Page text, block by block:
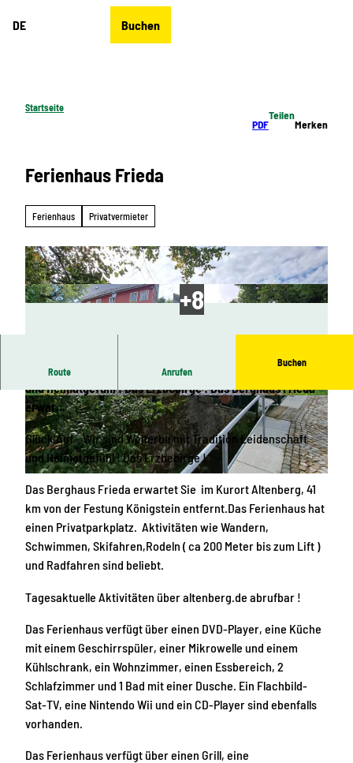
DE Buchen
Startseite
PDF
Teilen
Merken
Ferienhaus Frieda
Ferienhaus Privatvermieter
2
0
2
1
_
1
5
2
1
3
1
2
0
2
2
5
1
4
8
2
0
2
2
_
7
5
3
1
Route Anrufen
Buchen
Glück Auf - Wir sind Welterbe mit Tradition Leidenschaft
und Heimatgefühl ! Das Erzbebirge ! Das Berghaus Frieda
erwar...
Glück Auf - Wir sind Welterbe mit Tradition Leidenschaft
und Heimatgefühl ! Das Erzbebirge !
Das Berghaus Frieda erwartet Sie im Kurort Altenberg, 41
km von der Festung Königstein entfernt.Das Ferienhaus hat
einen Privatparkplatz. Aktivitäten wie Wandern,
Schwimmen, Skifahren,Rodeln ( ca 200 Meter bis zum Lift )
und Radfahren sind beliebt.
Tagesaktuelle Aktivitäten über altenberg.de abrufbar !
Das Ferienhaus verfügt über einen DVD-Player, eine Küche
mit einem Geschirrspüler, einer Mikrowelle und einem
Kühlschrank, ein Wohnzimmer, einen Essbereich, 2
Schlafzimmer und 1 Bad mit einer Dusche. Ein Flachbild-
Sat-TV, eine Nintendo Wii und ein CD-Player sind ebenfalls
vorhanden.
Das Ferienhaus verfügt über einen Grill, eine